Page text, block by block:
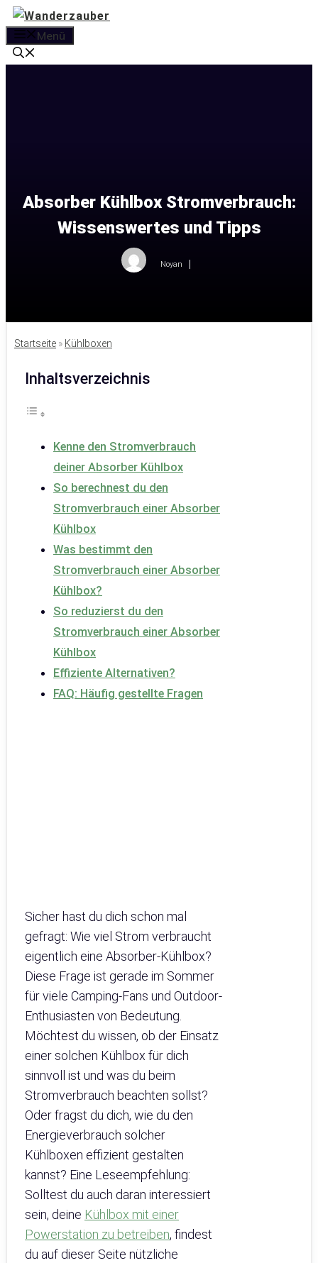
Zum
Inhalt
springen
Menü
Absorber Kühlbox Stromverbrauch:
Wissenswertes und Tipps
Noyan
Startseite » Kühlboxen
Inhaltsverzeichnis
Kenne den Stromverbrauch
deiner Absorber Kühlbox
So berechnest du den
Stromverbrauch einer Absorber
Kühlbox
Was bestimmt den
Stromverbrauch einer Absorber
Kühlbox?
So reduzierst du den
Stromverbrauch einer Absorber
Kühlbox
Effiziente Alternativen?
FAQ: Häufig gestellte Fragen
Sicher hast du dich schon mal
gefragt: Wie viel Strom verbraucht
eigentlich eine Absorber-Kühlbox?
Diese Frage ist gerade im Sommer
für viele Camping-Fans und Outdoor-
Enthusiasten von Bedeutung.
Möchtest du wissen, ob der Einsatz
einer solchen Kühlbox für dich
sinnvoll ist und was du beim
Stromverbrauch beachten sollst?
Oder fragst du dich, wie du den
Energieverbrauch solcher
Kühlboxen effizient gestalten
kannst? Eine Leseempfehlung:
Solltest du auch daran interessiert
sein, deine Kühlbox mit einer
Powerstation zu betreiben, findest
du auf dieser Seite nützliche